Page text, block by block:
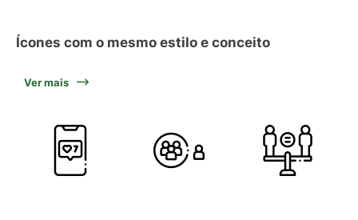
Ícones com o mesmo estilo e conceito
Ver mais